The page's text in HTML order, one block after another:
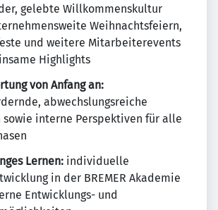
gelebte Willkommenskultur
Weihnachtsfeiern,
und weitere Mitarbeiterevents
Highlights
von Anfang an:
abwechslungsreiche
sowie interne Perspektiven für alle
Lernen: individuelle
in der BREMER Akademie
Entwicklungs- und